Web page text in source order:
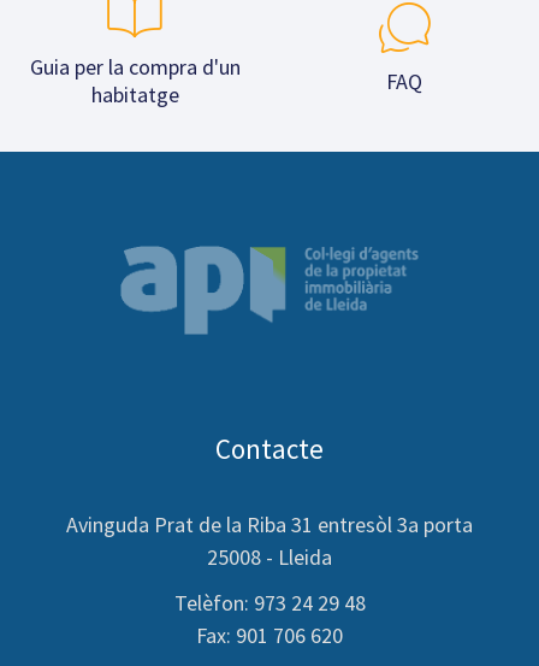
Guia per la compra d'un
habitatge
FAQ
Contacte
Avinguda Prat de la Riba 31 entresòl 3a porta
25008 - Lleida
Telèfon: 973 24 29 48
Fax: 901 706 620